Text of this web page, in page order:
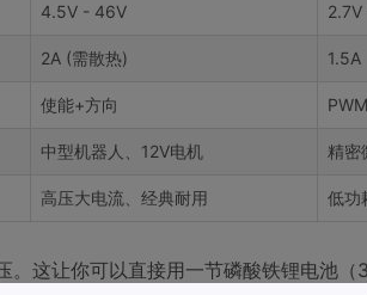
4.5V - 46V
2A (需散热) 1.5A
使能+方向
中型机器人、12V电机 精密
高压大电流、经典耐用 低功
这让你可以直接用一节磷酸铁锂电池